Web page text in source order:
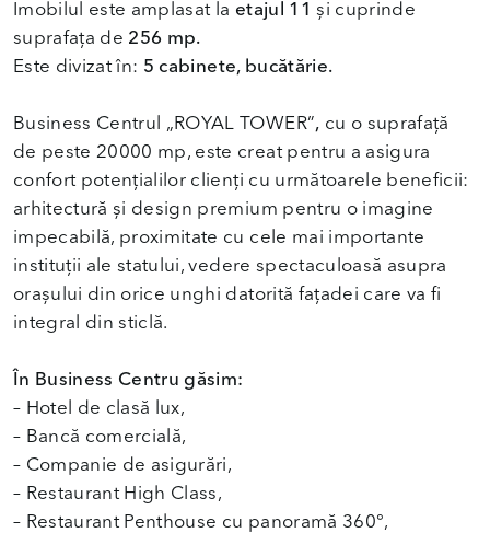
Imobilul este amplasat la etajul 11 și cuprinde
suprafața de 256 mp.
Este divizat în: 5 cabinete, bucătărie.
Business Centrul „ROYAL TOWER”, cu o suprafață
de peste 20000 mp, este creat pentru a asigura
confort potențialilor clienți cu următoarele beneficii:
arhitectură și design premium pentru o imagine
impecabilă, proximitate cu cele mai importante
instituții ale statului, vedere spectaculoasă asupra
orașului din orice unghi datorită fațadei care va fi
integral din sticlă.
În Business Centru găsim:
– Hotel de clasă lux,
– Bancă comercială,
– Companie de asigurări,
– Restaurant High Class,
– Restaurant Penthouse cu panoramă 360°,